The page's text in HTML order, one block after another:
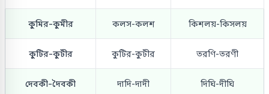
কুমির-কুমীর কলস-কলশ কিশলয়-কিসলয়
কুটির-কুটীর কুটির-কুটীর তরণি-তরণী
দেবকী-দৈবকী দাদি-দাদী দিঘি-দীঘি